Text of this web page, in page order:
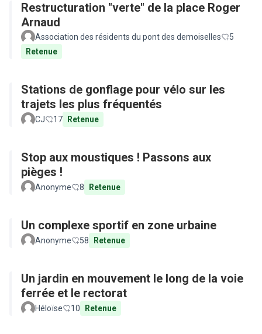
Restructuration "verte" de la place Roger
Arnaud
Association des résidents du pont des demoiselles
5
Retenue
Stations de gonflage pour vélo sur les
trajets les plus fréquentés
CJ 17 Retenue
Stop aux moustiques ! Passons aux
pièges !
Anonyme 8 Retenue
Un complexe sportif en zone urbaine
Anonyme 58 Retenue
Un jardin en mouvement le long de la voie
ferrée et le rectorat
Héloïse 10 Retenue